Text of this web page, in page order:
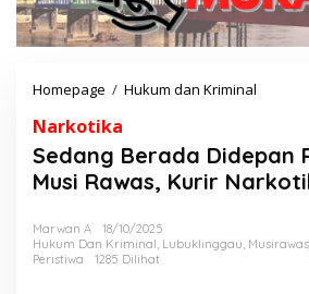
Homepage / Hukum dan Kriminal
a
n
g
r
Narkotika
Sedang Berada Didepan
Musi Rawas, Kurir
Marwan A
18/10/2025
Hukum Dan Kriminal, Lubuklinggau, Musirawas
Peristiwa
1285 Dilihat